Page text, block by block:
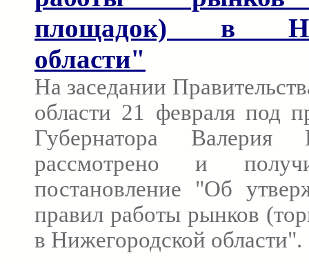
площадок) в
области"
На заседании
области 21 февраля под
Губернатора
рассмотрено и
постановление "Об
правил работы рынков
в Нижегородской области".